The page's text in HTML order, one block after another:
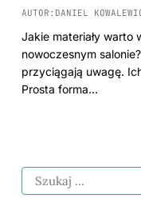
AUTOR: DANIEL
Jakie materiały warto
nowoczesnym
przyciągają uwagę.
Prosta forma…